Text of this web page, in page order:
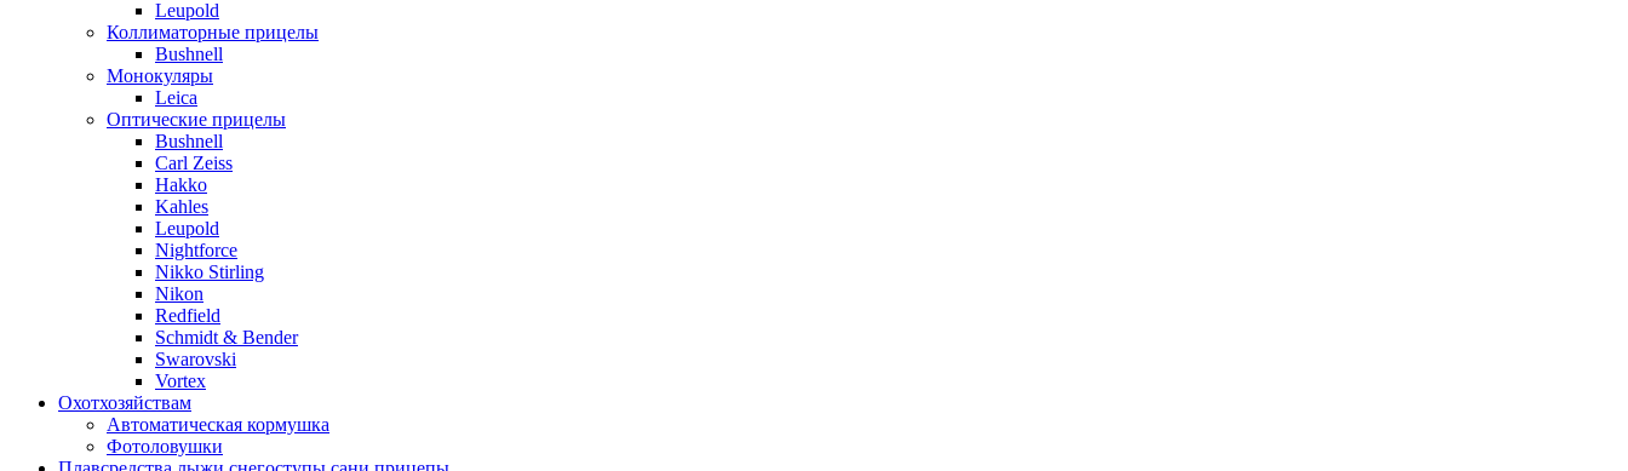
Leupold
Коллиматорные прицелы
Bushnell
Монокуляры
Leica
Оптические прицелы
Bushnell
Carl Zeiss
Hakko
Kahles
Leupold
Nightforce
Nikko Stirling
Nikon
Redfield
Schmidt & Bender
Swarovski
Vortex
Охотхозяйствам
Автоматическая кормушка
Фотоловушки